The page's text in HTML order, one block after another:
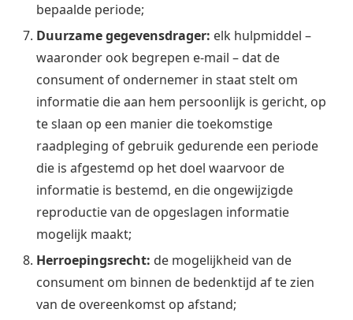
bepaalde periode;
Duurzame gegevensdrager: elk hulpmiddel –
waaronder ook begrepen e-mail – dat de
consument of ondernemer in staat stelt om
informatie die aan hem persoonlijk is gericht, op
te slaan op een manier die toekomstige
raadpleging of gebruik gedurende een periode
die is afgestemd op het doel waarvoor de
informatie is bestemd, en die ongewijzigde
reproductie van de opgeslagen informatie
mogelijk maakt;
Herroepingsrecht: de mogelijkheid van de
consument om binnen de bedenktijd af te zien
van de overeenkomst op afstand;